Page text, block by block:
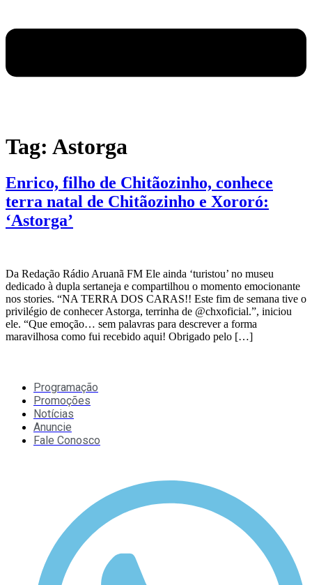
Tag: Astorga
Enrico, filho de Chitãozinho, conhece
terra natal de Chitãozinho e Xororó:
‘Astorga’
Da Redação Rádio Aruanã FM Ele ainda ‘turistou’ no museu
dedicado à dupla sertaneja e compartilhou o momento emocionante
nos stories. “NA TERRA DOS CARAS!! Este fim de semana tive o
privilégio de conhecer Astorga, terrinha de @chxoficial.”, iniciou
ele. “Que emoção… sem palavras para descrever a forma
maravilhosa como fui recebido aqui! Obrigado pelo […]
Programação
Promoções
Notícias
Anuncie
Fale Conosco